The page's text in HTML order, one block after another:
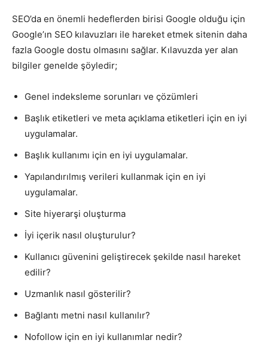
SEO’da en önemli hedeflerden birisi Google olduğu için
Google’ın SEO kılavuzları ile hareket etmek sitenin daha
fazla Google dostu olmasını sağlar. Kılavuzda yer alan
bilgiler genelde şöyledir;
Genel indeksleme sorunları ve çözümleri
Başlık etiketleri ve meta açıklama etiketleri için en iyi
uygulamalar.
Başlık kullanımı için en iyi uygulamalar.
Yapılandırılmış verileri kullanmak için en iyi
uygulamalar.
Site hiyerarşi oluşturma
İyi içerik nasıl oluşturulur?
Kullanıcı güvenini geliştirecek şekilde nasıl hareket
edilir?
Uzmanlık nasıl gösterilir?
Bağlantı metni nasıl kullanılır?
Nofollow için en iyi kullanımlar nedir?